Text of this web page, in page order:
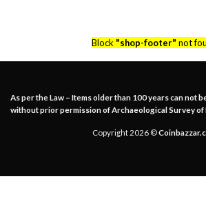
Block "shop-footer" not
As per the Law – Items older than 100 years can not
without prior permission of Archaeological Survey of
Copyright 2026 ©